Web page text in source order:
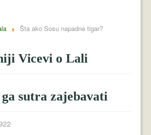
Šta ako Sosu napadne tigar?
Vicevi o Lali
sutra zajebavati